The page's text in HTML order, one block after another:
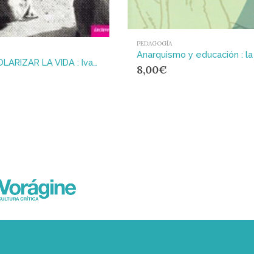
DESESCOLARIZAR LA VIDA : Ivan Illich y la crítica de las instituciones educativas
PEDAGOGÍA
8,00€